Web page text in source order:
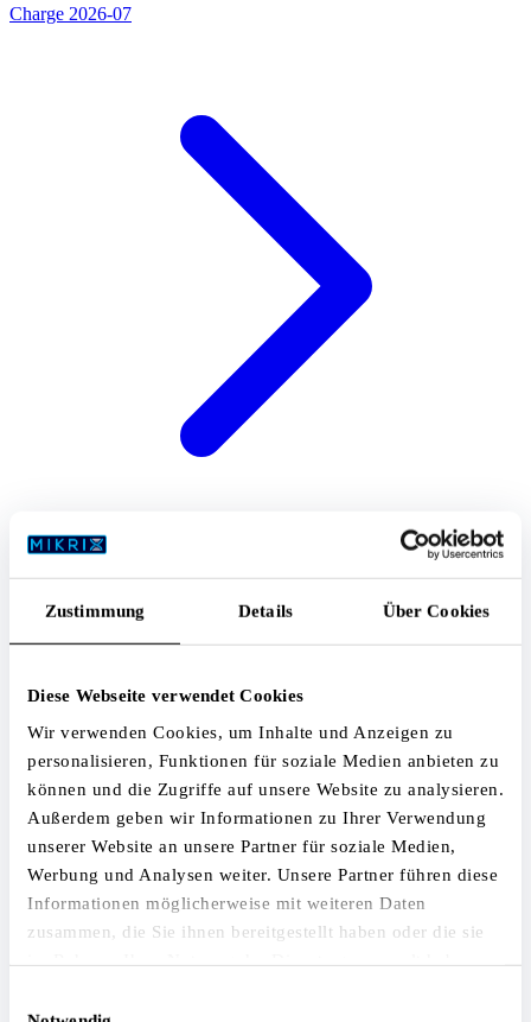
Zustimmung Details Über Cookies
Diese Webseite verwendet Cookies
Wir verwenden Cookies, um Inhalte und Anzeigen zu
personalisieren, Funktionen für soziale Medien anbieten zu
können und die Zugriffe auf unsere Website zu analysieren.
Außerdem geben wir Informationen zu Ihrer Verwendung
unserer Website an unsere Partner für soziale Medien,
Werbung und Analysen weiter. Unsere Partner führen diese
Informationen möglicherweise mit weiteren Daten
zusammen, die Sie ihnen bereitgestellt haben oder die sie
Charge 2026-07
Spezifikationen
Substanz
beta-Nicotinamid-Mononukleotid (NMN)
Alternativbezeichnung
Nicotinamid Mononukleotid, β-NMN, Nicotinamide
CAS-Nummer
1094-61-7
Molekulargewicht